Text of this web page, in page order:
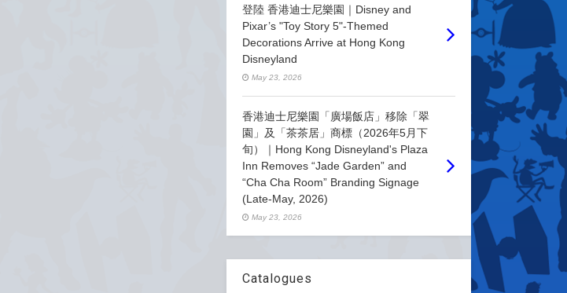
登陸 香港迪士尼樂園｜Disney and
Pixar’s "Toy Story 5"-Themed
Decorations Arrive at Hong Kong
Disneyland
May 23, 2026
香港迪士尼樂園「廣場飯店」移除「翠
園」及「茶茶居」商標（2026年5月下
旬）｜Hong Kong Disneyland's Plaza
Inn Removes “Jade Garden” and
“Cha Cha Room” Branding Signage
(Late-May, 2026)
May 23, 2026
Catalogues